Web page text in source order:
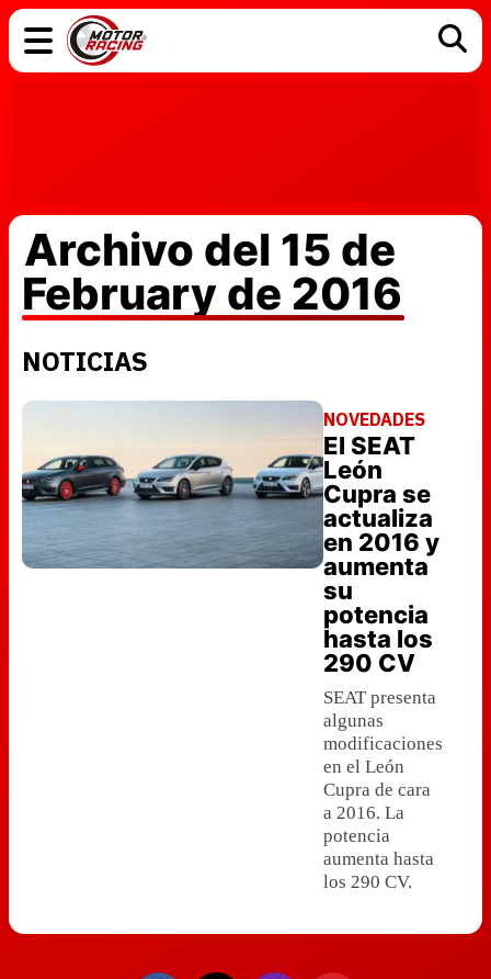
Archivo del 15 de
February de 2016
NOTICIAS
NOVEDADES
El SEAT
León
Cupra se
actualiza
en 2016 y
aumenta
su
potencia
hasta los
290 CV
SEAT presenta
algunas
modificaciones
en el León
Cupra de cara
a 2016. La
potencia
aumenta hasta
los 290 CV.